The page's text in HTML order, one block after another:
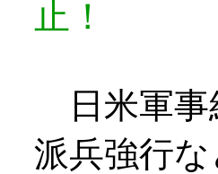
止！
日米軍事
派兵強行